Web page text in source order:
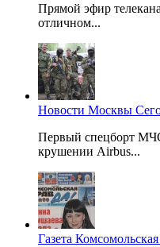
Прямой эфир
отличном...
Новости Москвы
Первый спецборт
крушении Airbus...
Газета